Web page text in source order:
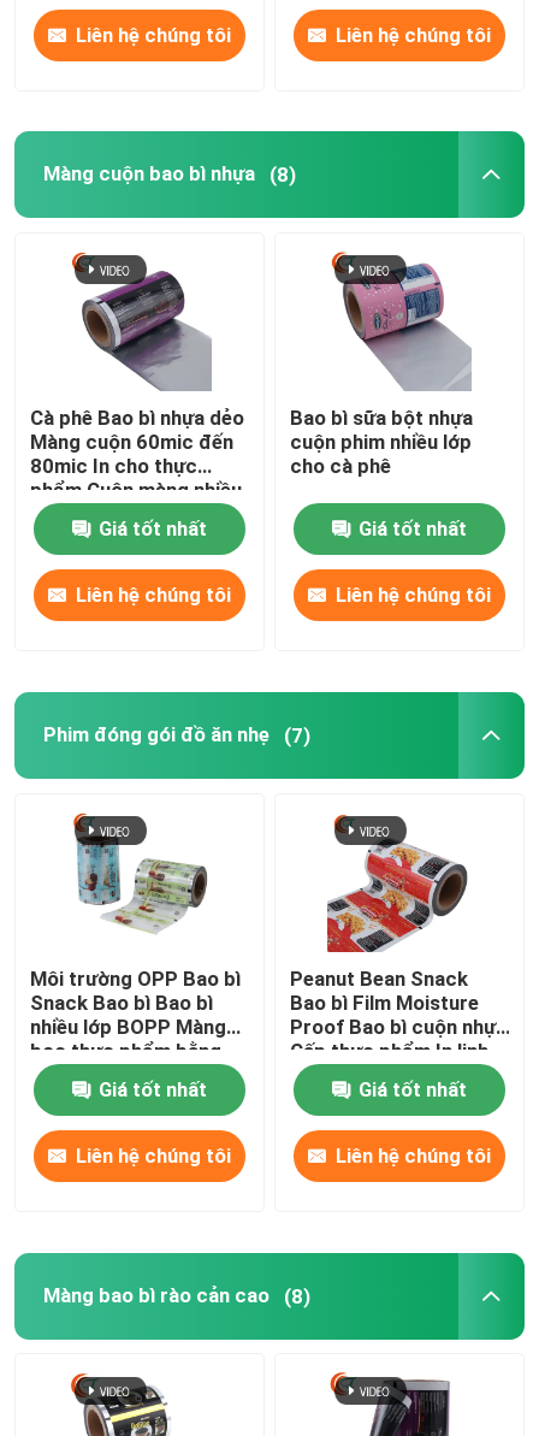
Nhà
Về chúng tôi
Kiểm soát chất lượng
Tin tức
Yêu cầu Đặt giá
Màng bao bì BOPP
Màng cuộn bao bì nhựa
Phim đóng gói đồ ăn nhẹ
Liên hệ chúng tôi Liên hệ chúng tôi
Màng cuộn bao bì nhựa (8)
Cà phê Bao bì nhựa dẻo
Màng cuộn 60mic đến
80mic In cho thực
phẩm Cuộn màng nhiều
lớp tùy chỉnh
Giá tốt nhất
Liên hệ chúng tôi
Bao bì sữa bột nhựa
cuộn phim nhiều lớp
cho cà phê
Giá tốt nhất
Liên hệ chúng tôi
Phim đóng gói đồ ăn nhẹ (7)
Môi trường OPP Bao bì
Snack Bao bì Bao bì
nhiều lớp BOPP Màng
bọc thực phẩm bằng
nhựa
Giá tốt nhất
Liên hệ chúng tôi
Peanut Bean Snack
Bao bì Film Moisture
Proof Bao bì cuộn nhựa
Cấp thực phẩm In linh
hoạt
Giá tốt nhất
Liên hệ chúng tôi
Màng bao bì rào cản cao (8)